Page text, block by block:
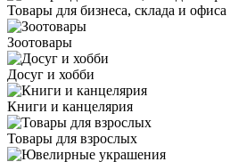
Товары для бизнеса, склада и офиса
Зоотовары
Досуг и хобби
Книги и канцелярия
Товары для взрослых